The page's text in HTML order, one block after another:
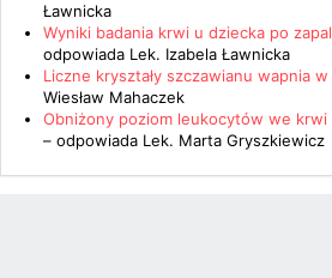
Ławnicka
Wyniki badania krwi u dziecka po
odpowiada Lek. Izabela Ławnicka
Liczne kryształy szczawianu wapnia
Wiesław Mahaczek
Obniżony poziom leukocytów we
– odpowiada Lek. Marta Gryszkiewicz